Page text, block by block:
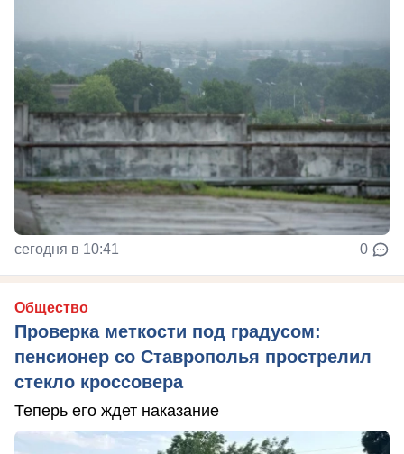
сегодня в 10:41 0
Общество
Проверка меткости под градусом:
пенсионер со Ставрополья прострелил
стекло кроссовера
Теперь его ждет наказание